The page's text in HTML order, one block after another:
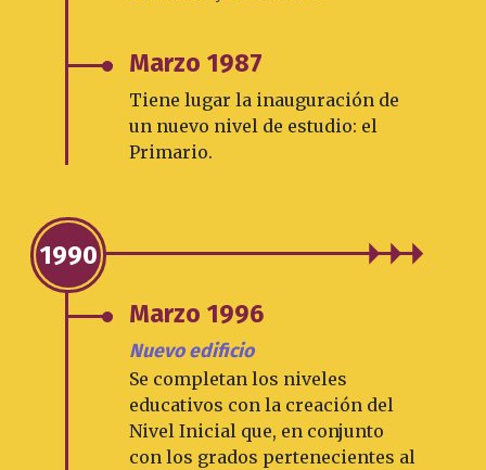
Marzo 1987
Tiene lugar la inauguración de
un nuevo nivel de estudio: el
Primario.
1990
Marzo 1996
Nuevo edificio
Se completan los niveles
educativos con la creación del
Nivel Inicial que, en conjunto
con los grados pertenecientes al